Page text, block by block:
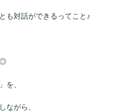
も対話ができるってこと♪
◎
を、
ながら、